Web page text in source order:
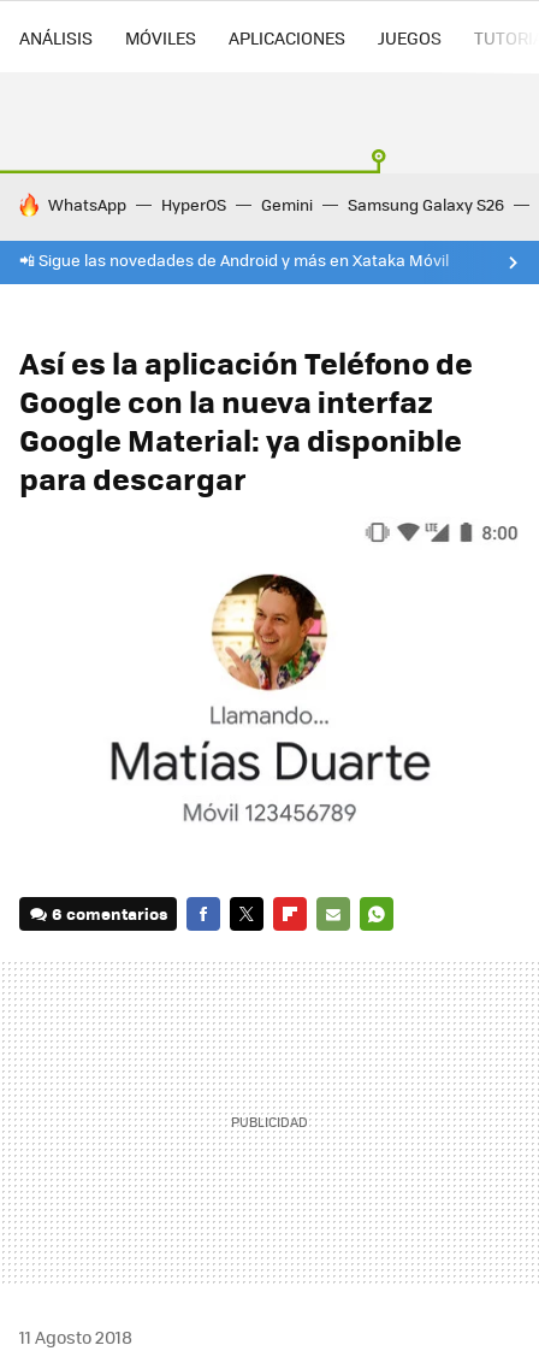
ANÁLISIS MÓVILES APLICACIONES JUEGOS
HOY SE HABLA DE
WhatsApp HyperOS Gemini Samsung Galaxy S26
📲 Sigue las novedades de Android y más en Xataka Móvil
Así es la aplicación Teléfono de
Google con la nueva interfaz
Google Material: ya disponible
para descargar
6 comentarios
MAIL
11 Agosto 2018